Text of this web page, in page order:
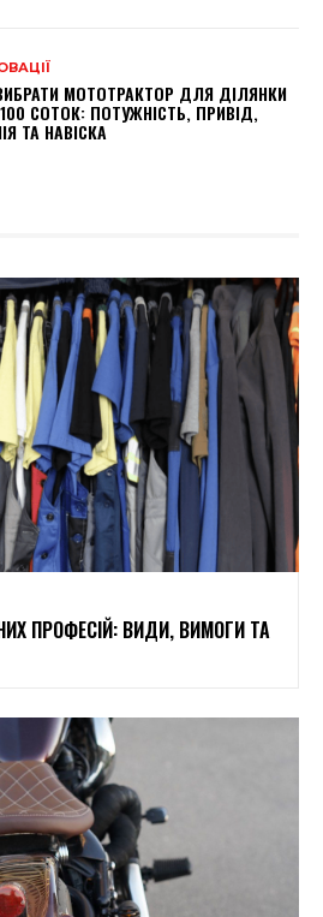
МОТОТРАКТОР ДЛЯ ДІЛЯНКИ
СОТОК: ПОТУЖНІСТЬ, ПРИВІД,
ТА НАВІСКА
ПРОФЕСІЙ: ВИДИ, ВИМОГИ ТА